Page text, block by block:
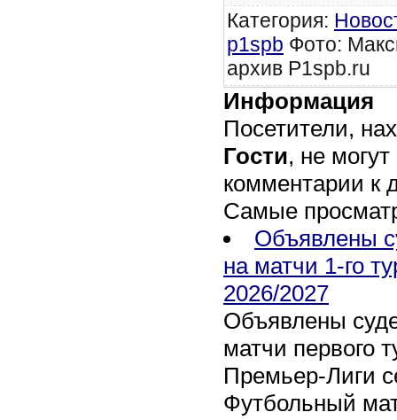
Категория:
p1spb Фото:
архив P1spb.ru
Информация
Посетители,
Гости, не
комментарии к
Самые
Объявлены
на матчи 1-го
2026/2027
Объявлены
матчи первого
Премьер-Лиги
Футбольный